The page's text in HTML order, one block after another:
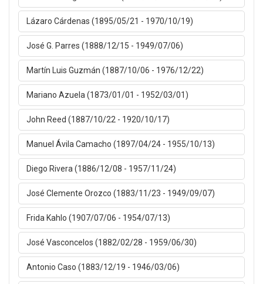
Lázaro Cárdenas (1895/05/21 - 1970/10/19)
José G. Parres (1888/12/15 - 1949/07/06)
Martín Luis Guzmán (1887/10/06 - 1976/12/22)
Mariano Azuela (1873/01/01 - 1952/03/01)
John Reed (1887/10/22 - 1920/10/17)
Manuel Ávila Camacho (1897/04/24 - 1955/10/13)
Diego Rivera (1886/12/08 - 1957/11/24)
José Clemente Orozco (1883/11/23 - 1949/09/07)
Frida Kahlo (1907/07/06 - 1954/07/13)
José Vasconcelos (1882/02/28 - 1959/06/30)
Antonio Caso (1883/12/19 - 1946/03/06)